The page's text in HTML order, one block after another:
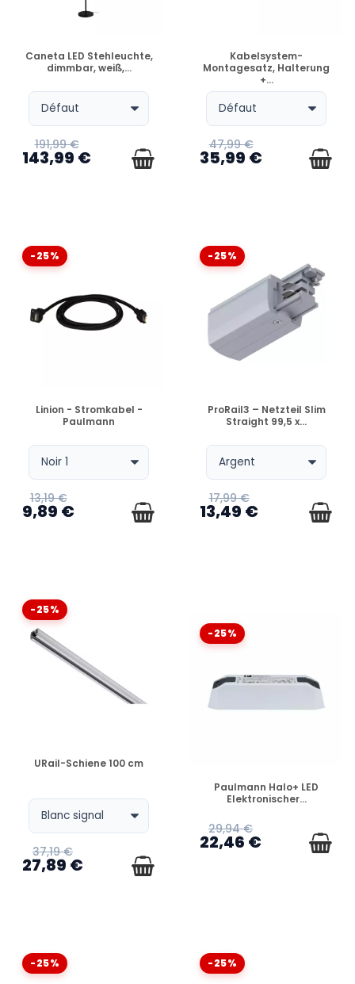
VERFÜGBAR
Caneta LED Stehleuchte,
dimmbar, weiß,...
191,99 €
143,99 €
VERFÜGBAR
Kabelsystem-
Montagesatz, Halterung
+...
47,99 €
35,99 €
-25%
VERFÜGBAR
Linion - Stromkabel -
Paulmann
13,19 €
9,89 €
-25%
VERFÜGBAR
ProRail3 – Netzteil Slim
Straight 99,5 x...
17,99 €
13,49 €
-25%
VERFÜGBAR
URail-Schiene 100 cm
37,19 €
27,89 €
-25%
Paulmann Halo+ LED
Elektronischer...
29,94 €
22,46 €
-25% -25%